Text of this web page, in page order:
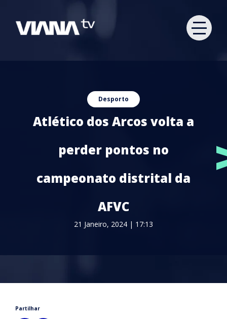
Desporto
Atlético dos Arcos volta a
perder pontos no
campeonato distrital da
AFVC
21 Janeiro, 2024 | 17:13
Partilhar